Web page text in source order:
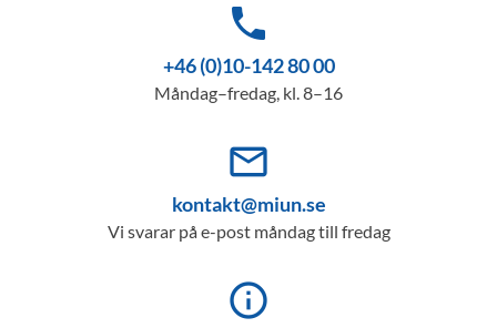
phone
+46 (0)10-142 80 00
Måndag–fredag, kl. 8–16
mail_outline
kontakt@miun.se
Vi svarar på e-post måndag till fredag
info_outline